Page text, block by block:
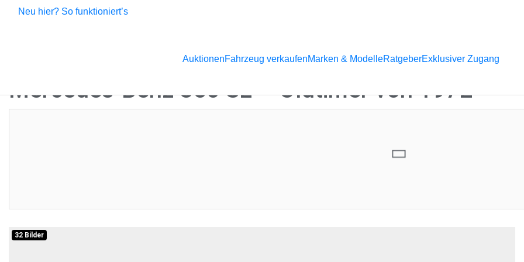
Mercedes-Benz 350 SL – Oldtimer von 1972
Verpassen Sie keinen Auktionsstart mehr und melden Sie sich für unseren Newsletter an. So bleiben Sie immer auf dem
32 Bilder
Neu hier? So funktioniert’s
AuktionenFahrzeug verkaufenMarken & ModelleRatgeberExklusiver Zugang